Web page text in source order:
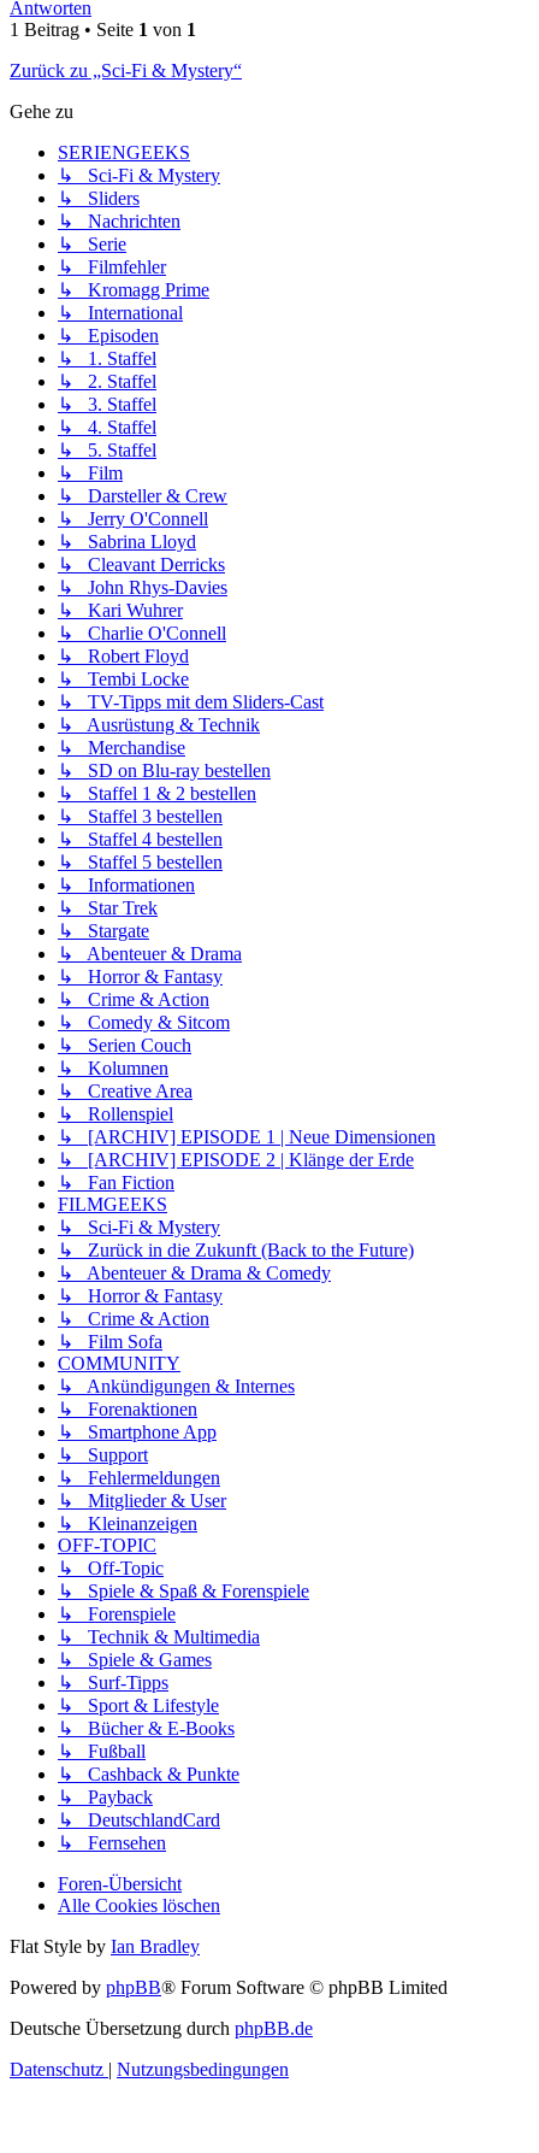
Antworten
1 Beitrag • Seite 1 von 1
Zurück zu „Sci-Fi & Mystery“
Gehe zu
SERIENGEEKS
↳ Sci-Fi & Mystery
↳ Sliders
↳ Nachrichten
↳ Serie
↳ Filmfehler
↳ Kromagg Prime
↳ International
↳ Episoden
↳ 1. Staffel
↳ 2. Staffel
↳ 3. Staffel
↳ 4. Staffel
↳ 5. Staffel
↳ Film
↳ Darsteller & Crew
↳ Jerry O'Connell
↳ Sabrina Lloyd
↳ Cleavant Derricks
↳ John Rhys-Davies
↳ Kari Wuhrer
↳ Charlie O'Connell
↳ Robert Floyd
↳ Tembi Locke
↳ TV-Tipps mit dem Sliders-Cast
↳ Ausrüstung & Technik
↳ Merchandise
↳ SD on Blu-ray bestellen
↳ Staffel 1 & 2 bestellen
↳ Staffel 3 bestellen
↳ Staffel 4 bestellen
↳ Staffel 5 bestellen
↳ Informationen
↳ Star Trek
↳ Stargate
↳ Abenteuer & Drama
↳ Horror & Fantasy
↳ Crime & Action
↳ Comedy & Sitcom
↳ Serien Couch
↳ Kolumnen
↳ Creative Area
↳ Rollenspiel
↳ [ARCHIV] EPISODE 1 | Neue Dimensionen
↳ [ARCHIV] EPISODE 2 | Klänge der Erde
↳ Fan Fiction
FILMGEEKS
↳ Sci-Fi & Mystery
↳ Zurück in die Zukunft (Back to the Future)
↳ Abenteuer & Drama & Comedy
↳ Horror & Fantasy
↳ Crime & Action
↳ Film Sofa
COMMUNITY
↳ Ankündigungen & Internes
↳ Forenaktionen
↳ Smartphone App
↳ Support
↳ Fehlermeldungen
↳ Mitglieder & User
↳ Kleinanzeigen
OFF-TOPIC
↳ Off-Topic
↳ Spiele & Spaß & Forenspiele
↳ Forenspiele
↳ Technik & Multimedia
↳ Spiele & Games
↳ Surf-Tipps
↳ Sport & Lifestyle
↳ Bücher & E-Books
↳ Fußball
↳ Cashback & Punkte
↳ Payback
↳ DeutschlandCard
↳ Fernsehen
Foren-Übersicht
Alle Cookies löschen
Flat Style by Ian Bradley
Powered by phpBB® Forum Software © phpBB Limited
Deutsche Übersetzung durch phpBB.de
Datenschutz | Nutzungsbedingungen